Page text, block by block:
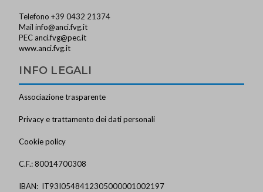
Telefono +39 0432 21374
Mailinfo@anci.fvg.it
PEC anci.fvg@pec.it
www.anci.fvg.it
INFO LEGALI
Associazione trasparente
Privacy e trattamento dei dati personali
Cookie policy
C.F.: 80014700308
IBAN: IT93I0548412305000001002197